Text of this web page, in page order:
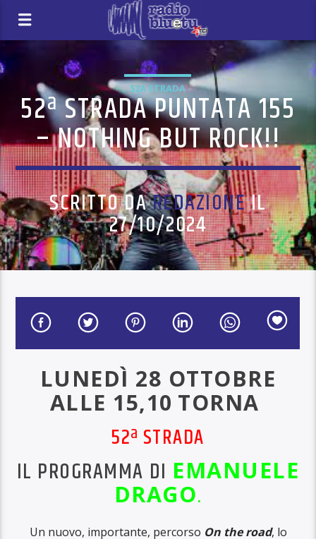
52A STRADA
52ª STRADA PUNTATA 155
– NOTHING BUT ROCK!!
SCRITTO DAREDAZIONEIL
27/10/2024
LUNEDÌ 28 OTTOBRE
ALLE 15,10 TORNA
52ª STRADA
IL PROGRAMMA DI EMANUELE
DRAGO.
Un nuovo, importante, percorso On the road, lo